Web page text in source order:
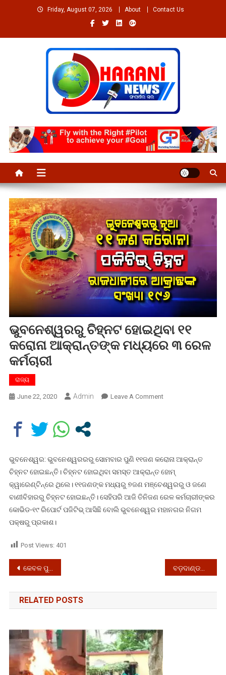
Friday, August 07, 2026 About Contact Us
Welcome to Dharaninews
ଭୁବନେଶ୍ୱରରୁ ଚିହ୍ନଟ ହୋଇଥିବା ୧୧
କରୋନା ଆକ୍ରାନ୍ତଙ୍କ ମଧ୍ୟରେ ୩ ରେଳ
କର୍ମଚାରୀ
ରାଜ୍ୟ
June 22, 2020 Admin Leave A CommentOn
ଆକ୍ରାନ୍ତଙ୍କ
ମଧ୍ୟରେ
୩
ରେଳ
କର୍ମଚାରୀ
ଭୁବନେଶ୍ୱର: ଭୁବନେଶ୍ୱରରରୁ ସୋମବାର ପୁଣି ୧୧ଜଣ କରୋନା ଆକ୍ରାନ୍ତ
ଚିହ୍ନଟ ହୋଇଛନ୍ତି। ଚିହ୍ନଟ ହୋଇଥିବା ସମସ୍ତ ଆକ୍ରାନ୍ତ ହୋମ୍‌
କ୍ୱାରେଣ୍ଟିନ୍‌ରେ ଥିଲେ। ୧୧ଜଣଙ୍କ ମଧ୍ୟରୁ ୭ଜଣ ମଞ୍ଚେଶ୍ୱରରୁ ଓ ଜଣେ
ବାଣୀବିହାରରୁ ଚିହ୍ନଟ ହୋଇଛନ୍ତି। ସେହିପରି ଆଜି ତିନିଜଣ ରେଳ କର୍ମଚାରୀଙ୍କର
କୋଭିଡ-୧୯ ରିପୋର୍ଟ ପଜିଟିଭ୍‌ ଆସିଛି ବୋଲି ଭୁବନେଶ୍ୱର ମହାନଗର ନିଗମ
ପକ୍ଷରୁ ପ୍ରକାଶ।
Post Views: 401
Post
navigation
କେବଳ ପୁରୀରେ କଡ଼ା କଟକଣା ଭିତରେ ଭକ୍ତଶୂନ୍ୟ ରଥଯାତ୍ରାର ଆୟୋଜନ ପାଇଁ ଅନୁମତି ଦେଲେ ସୁପ୍ରିମ୍‌ କୋର୍ଟ
RELATED POSTS